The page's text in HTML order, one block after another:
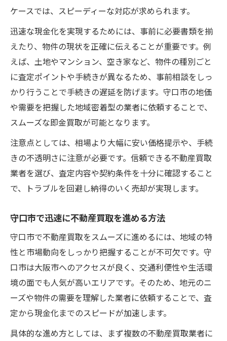
ケースでは、スピーディーな対応が求められます。
迅速な現金化を実現するためには、事前に必要書類を揃
えたり、物件の現状を正確に伝えることが重要です。例
えば、土地やマンション、空き家など、物件の種別ごと
に査定ポイントや手続きが異なるため、事前相談をしっ
かり行うことで手続きの遅延を防げます。守口市の地価
や需要を把握した地域密着型の業者に依頼することで、
スムーズな即金買取が可能となります。
注意点としては、相場より大幅に安い価格提示や、手続
きの不透明さに注意が必要です。信頼できる不動産買取
業者を選び、査定内容や契約条件を十分に確認すること
で、トラブルを回避し納得のいく売却が実現します。
守口市で迅速に不動産買取を進める方法
守口市で不動産買取をスムーズに進めるには、地域の特
性と市場動向をしっかり把握することが不可欠です。守
口市は大阪市へのアクセスが良く、交通利便性や生活環
境の面でも人気が高いエリアです。そのため、地元のニ
ーズや物件の需要を理解した業者に依頼することで、査
定から現金化までのスピードが加速します。
具体的な進め方としては、まず複数の不動産買取業者に